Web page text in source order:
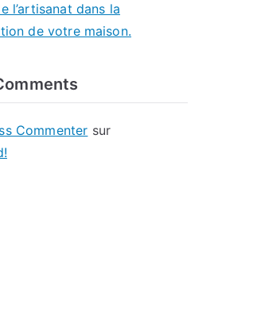
l’artisanat dans la
de votre maison.
Commenter sur